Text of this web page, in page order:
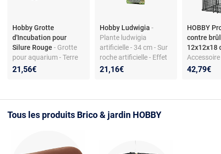
Hobby Grotte
d'Incubation pour
Silure Rouge - Grotte
pour aquarium - Terre
cuite - Taille L -
21,56€
Hobby Ludwigia -
Plante ludwigia
artificielle - 34 cm - Sur
roche artificielle - Effet
trompe l'oeil pour
21,16€
HOBBY
contre
12x12x18
-
42,79€
Tous les produits Brico & jardin HOBBY